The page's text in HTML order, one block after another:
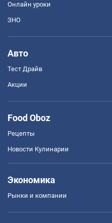
Онлайн уроки
ЗНО
Авто
Тест Драйв
Акции
Food Oboz
Рецепты
Новости Кулинарии
Экономика
Рынки и компании